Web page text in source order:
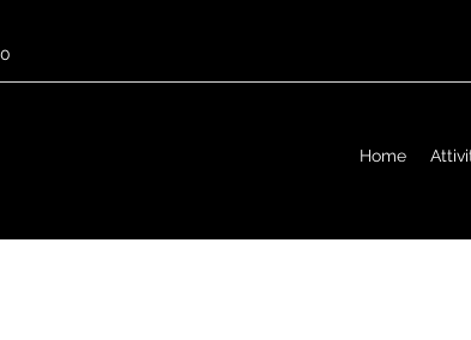
Home